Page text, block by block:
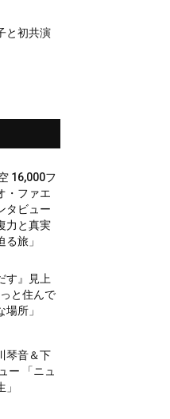
と初共演
16,000フ
・ファエ
タビュー
力と真実
旅」
す』見上
と住んで
所」
琴音＆下
ー 「ニュ